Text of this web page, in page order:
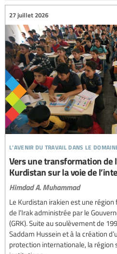
l’avenir du travail dans le
27 juillet 2026
Vers une transformation de
Kurdistan sur la voie de
Himdad A. Muhammad
Le Kurdistan irakien est une
de l’Irak administrée par le
(GRK). Suite au soulèvement de
Saddam Hussein et à la création
protection internationale, la région